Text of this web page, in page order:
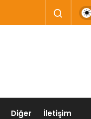
Diğer İletişim